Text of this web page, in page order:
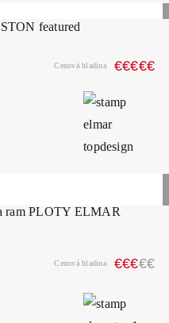
Cenová hladina €€€€€
Cenová hladina €€€€€